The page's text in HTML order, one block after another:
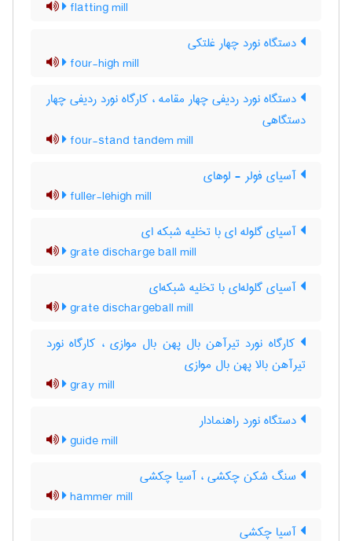
flatting mill
دستگاه نورد چهار غلتکی
four-high mill
دستگاه نورد ردیفی چهار مقامه ، کارگاه نورد ردیفی چهار
دستگاهی
four-stand tandem mill
آسیای فولر - لوهای
fuller-lehigh mill
آسیای گلوله ای با تخلیه شبکه ای
grate discharge ball mill
آسیای گلوله‌ای با تخلیه شبکه‌ای
grate dischargeball mill
کارگاه نورد تیرآهن بال پهن بال موازی ، کارگاه نورد
تیرآهن بالا پهن بال موازی
gray mill
دستگاه نورد راهنمادار
guide mill
سنگ شکن چکشی ، آسیا چکشی
hammer mill
آسیا چکشی